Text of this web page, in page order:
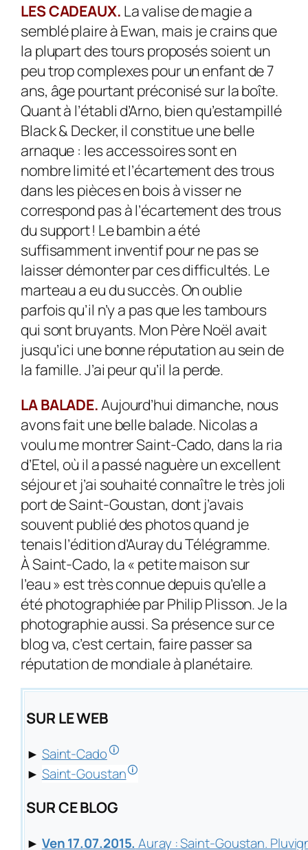
LES CADEAUX. La valise de magie a
semblé plaire à Ewan, mais je crains que
la plupart des tours proposés soient un
peu trop com­plexes pour un enfant de 7
ans, âge pourtant préconisé sur la boîte.
Quant à l’établi d’Arno, bien qu’estampillé
Black & Decker, il constitue une belle
arnaque : les accessoires sont en
nombre limité et l’écartement des trous
dans les pièces en bois à visser ne
correspond pas à l’écartement des trous
du support ! Le bambin a été
suffisamment inventif pour ne pas se
laisser démonter par ces difficultés. Le
marteau a eu du succès. On oublie
parfois qu’il n’y a pas que les tambours
qui sont bruyants. Mon Père Noël avait
jusqu’ici une bonne réputation au sein de
la famille. J’ai peur qu’il la perde.
LA BALADE. Aujourd’hui dimanche, nous
avons fait une belle ba­lade. Nicolas a
voulu me montrer Saint-Cado, dans la ria
d’Etel, où il a passé naguère un excellent
séjour et j’ai souhaité connaître le très joli
port de Saint-Goustan, dont j’avais
souvent publié des photos quand je
tenais l’édition d’Auray du Télégramme.
À Saint-Cado, la « petite maison sur
l’eau » est très connue depuis qu’elle a
été photographiée par Philip Plisson. Je la
photographie aussi. Sa présence sur ce
blog va, c’est certain, faire passer sa
réputation de mondiale à planétaire.
SUR LE WEB
► Saint-Cado🛈
► Saint-Goustan🛈
SUR CE BLOG
► Ven 17.07.2015. Auray : Saint-Goustan.